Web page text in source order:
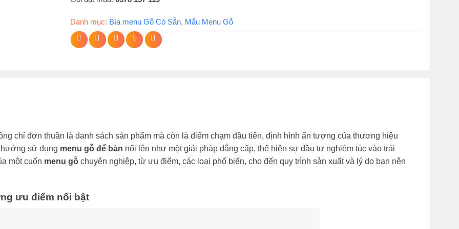
Danh mục: Bìa menu Gỗ Có Sẵn, Mẫu Menu Gỗ
chỉ đơn thuần là danh sách sản phẩm mà còn là điểm chạm đầu tiên, định hình ấn tượng của thương hiệu
sử dụng menu gỗ để bàn nổi lên như một giải pháp đẳng cấp, thể hiện sự đầu tư nghiêm túc vào trải
một cuốn menu gỗ chuyên nghiệp, từ ưu điểm, các loại phổ biến, cho đến quy trình sản xuất và lý do bạn nên
ưu điểm nổi bật